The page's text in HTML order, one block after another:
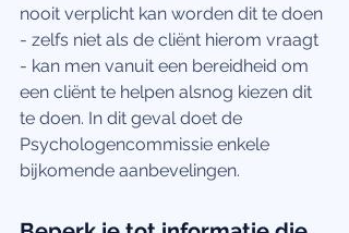
nooit verplicht kan worden dit te doen
- zelfs niet als de cliënt hierom vraagt
- kan men vanuit een bereidheid om
een cliënt te helpen alsnog kiezen dit
te doen. In dit geval doet de
Psychologencommissie enkele
bijkomende aanbevelingen.